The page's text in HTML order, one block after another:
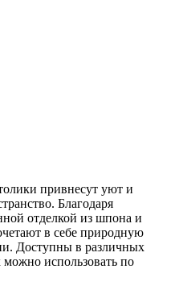
привнесут уют и
Благодаря
отделкой из шпона и
в себе природную
Доступны в различных
использовать по